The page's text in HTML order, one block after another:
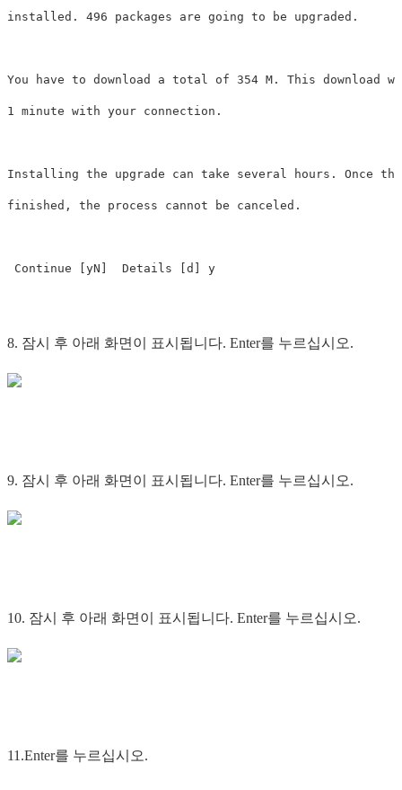
installed. 496 packages are going to be upgraded.
You have to download a total of 354 M. This download
1 minute with your connection.
Installing the upgrade can take several hours. Once
finished, the process cannot be canceled.
8. 잠시 후 아래 화면이 표시됩니다. Enter를 누르십시오.
9. 잠시 후 아래 화면이 표시됩니다. Enter를 누르십시오.
10. 잠시 후 아래 화면이 표시됩니다. Enter를 누르십시오.
11.Enter를 누르십시오.